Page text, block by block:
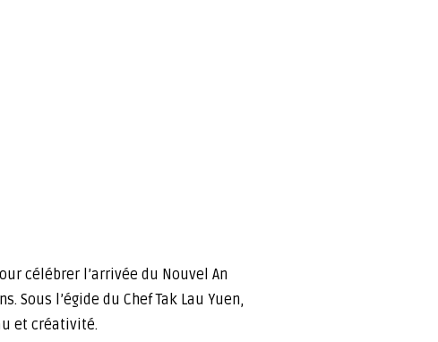
célébrer l’arrivée du Nouvel An
l’égide du Chef Tak Lau Yuen,
et créativité.